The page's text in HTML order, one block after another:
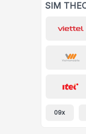
SIM
09x